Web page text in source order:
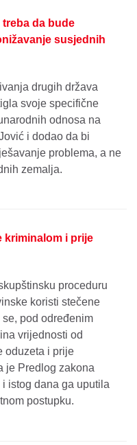
da bude
susjednih
drugih država
svoje specifične
odnosa na
i dodao da bi
problema, a ne
zemalja.
kriminalom i prije
proceduru
koristi stečene
pod određenim
vrijednosti od
oduzeta i prije
je Predlog zakona
istog dana ga uputila
postupku.